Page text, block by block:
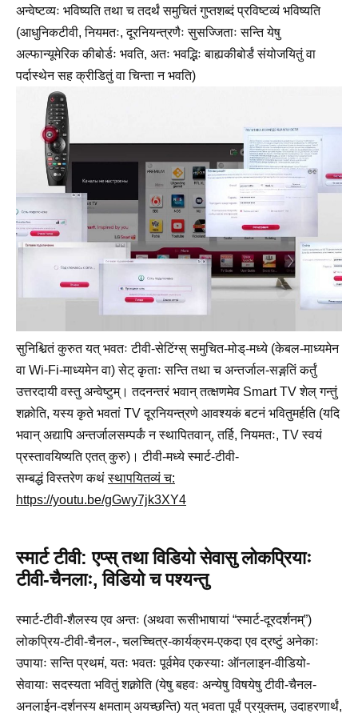
अन्वेष्टव्यः भविष्यति तथा च तदर्थं समुचितं गुप्तशब्दं प्रविष्टव्यं भविष्यति
(आधुनिकटीवी, नियमतः, दूरनियन्त्रणैः सुसज्जिताः सन्ति येषु
अल्फान्यूमेरिक कीबोर्डः भवति, अतः भवद्भिः बाह्यकीबोर्डं संयोजयितुं वा
पर्दास्थेन सह क्रीडितुं वा चिन्ता न भवति)
सुनिश्चितं कुरुत यत् भवतः टीवी-सेटिंग्स् समुचित-मोड्-मध्ये (केबल-माध्यमेन
वा Wi-Fi-माध्यमेन वा) सेट् कृताः सन्ति तथा च अन्तर्जाल-सङ्गतिं कर्तुं
उत्तरदायी वस्तु अन्वेष्टुम्। तदनन्तरं भवान् तत्क्षणमेव Smart TV शेल् गन्तुं
शक्नोति, यस्य कृते भवतां TV दूरनियन्त्रणे आवश्यकं बटनं भवितुमर्हति (यदि
भवान् अद्यापि अन्तर्जालसम्पर्कं न स्थापितवान्, तर्हि, नियमतः, TV स्वयं
प्रस्तावयिष्यति एतत् कुरु)। टीवी-मध्ये स्मार्ट-टीवी-
सम्बद्धं विस्तरेण कथंस्थापयितव्यं च:
https://youtu.be/gGwy7jk3XY4
स्मार्ट टीवी: एप्स् तथा विडियो सेवासु लोकप्रियाः
टीवी-चैनलाः, विडियो च पश्यन्तु
स्मार्ट-टीवी-शैलस्य एव अन्तः (अथवा रूसीभाषायां “स्मार्ट-दूरदर्शनम्”)
लोकप्रिय-टीवी-चैनल-, चलच्चित्र-कार्यक्रम-एकदा एव द्रष्टुं अनेकाः
उपायाः सन्ति प्रथमं, यतः भवतः पूर्वमेव एकस्याः ऑनलाइन-वीडियो-
सेवायाः सदस्यता भवितुं शक्नोति (येषु बहवः अन्येषु विषयेषु टीवी-चैनल-
अनलाईन-दर्शनस्य क्षमताम् अयच्छन्ति) यत् भवता पूर्वं प्रयुक्तम्, उदाहरणार्थं,